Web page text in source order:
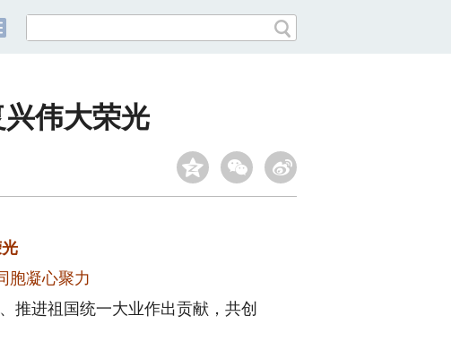
伟大荣光
胞凝心聚力
进祖国统一大业作出贡献，共创